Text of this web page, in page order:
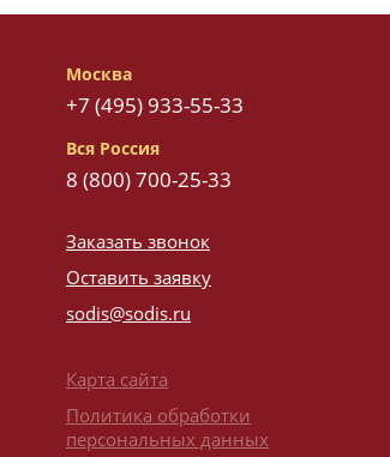
Москва
+7 (495) 933-55-33
Вся Россия
8 (800) 700-25-33
Заказать звонок
Оставить заявку
sodis@sodis.ru
Карта сайта
Политика обработки
персональных данных